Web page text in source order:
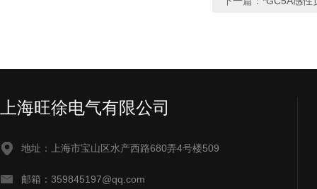
上海旺徐电气有限公司
地址：上海市宝山区水产西路680弄4号楼509
邮箱：359845197@qq.com